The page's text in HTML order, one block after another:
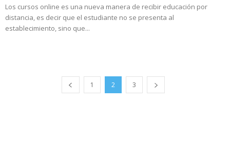
Los cursos online es una nueva manera de recibir educación por
distancia, es decir que el estudiante no se presenta al
establecimiento, sino que...
1 2 3